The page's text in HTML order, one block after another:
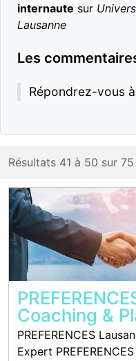
internaute sur
Lausanne
Les
Répondrez-vous
Résultats 41 à 50 sur 75
Coaching &
PREFERENCES
Expert